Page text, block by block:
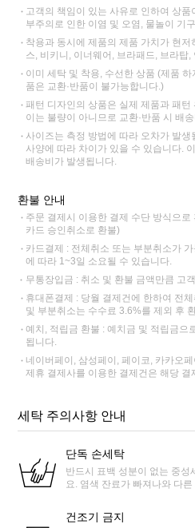
고객의 책임이 있는 사유로 인하여 상
부주의로 인한 이염 및 오염, 물놀이 기
착용과 동시에 제품의 제품 가치가 현저
스, 비키니, 이너웨어, 브라패드, 브라탑,
이미 세탁 및 착용, 수선한 상품 (제품
품은 교환·반품이 불가능합니다.)
패턴 디자인의 상품은 실제 제품과 패
이는 불량이 아니므로 교환·반품 시 배
사이즈는 측정 방법에 따라 오차가 발
사양에 따라 차이가 있을 수 있습니다.
배송비가 발생됩니다.
환불 안내
주문 결제시 이용한 결제 수단 방식으로
카드 승인취소로 환불)
카드결제 : 전체취소 또는 부분취소가
에 따라 1~3일 소요될 수 있습니다.
무통장입금 : 취소 및 환불 금액만큼 고
휴대폰결제 : 당월 결제건에 한하여 전
및 부분취소는 수수료 3.6%를 제외 후
예치, 적립금 환불 : 예치금 및 적립금으
됩니다.
네이버페이, 삼성페이, 페이코, 카카오
제휴 결제사를 이용한 결제건은 해당 결
세탁 주의사항 안내
단독 손세탁
반드시 표백 성분이 없는 중성
요. 염색 잔료가 빠져나와 다
건조기 금지